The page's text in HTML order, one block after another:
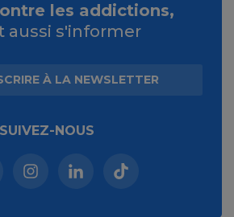
les addictions,
aussi s'informer
À LA NEWSLETTER
SUIVEZ-NOUS
(nouvelle fenêtre)
Instagram (nouvelle fenêtre)
Linkedin (nouvelle
Tiktok (nouvelle